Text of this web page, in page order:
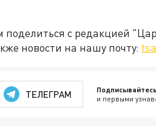
поделиться с редакцией
новости на нашу почту:
ТЕЛЕГРАМ и первыми